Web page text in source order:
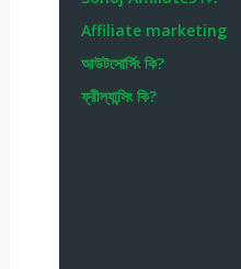
Affiliate marketing
আউটসোর্সিং কি?
ফ্রীল্যান্সিং কি?